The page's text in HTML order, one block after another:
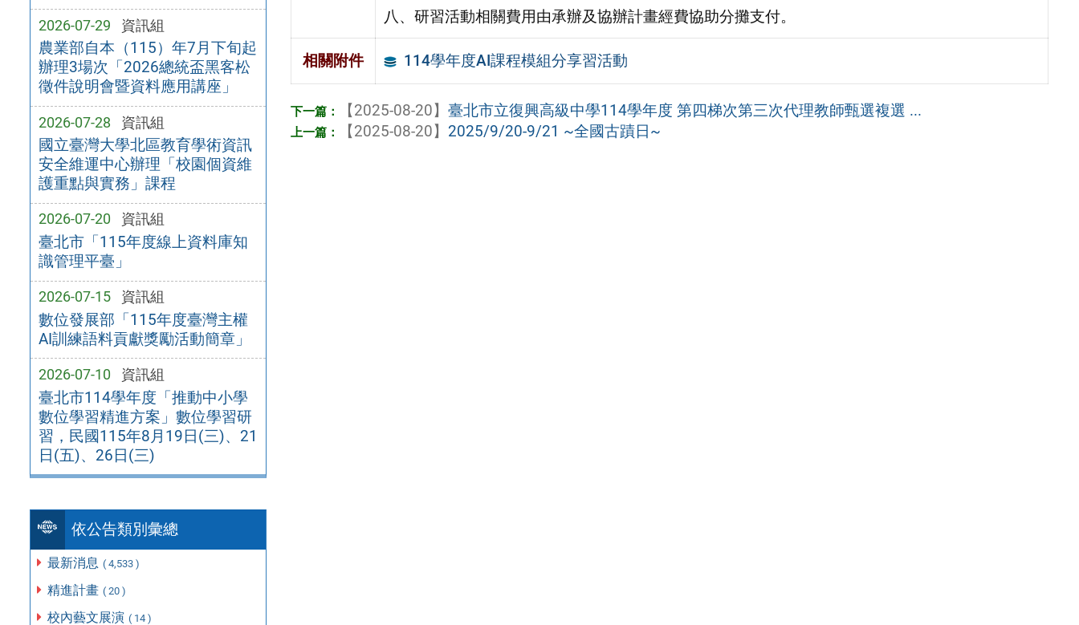
2026-07-29 資訊組
農業部自本（115）年7月下旬起
辦理3場次「2026總統盃黑客松
徵件說明會暨資料應用講座」
2026-07-28 資訊組
國立臺灣大學北區教育學術資訊
安全維運中心辦理「校園個資維
護重點與實務」課程
2026-07-20 資訊組
臺北市「115年度線上資料庫知
識管理平臺」
2026-07-15 資訊組
數位發展部「115年度臺灣主權
AI訓練語料貢獻獎勵活動簡章」
2026-07-10 資訊組
臺北市114學年度「推動中小學
數位學習精進方案」數位學習研
習，民國115年8月19日(三)、21
日(五)、26日(三)
依公告類別彙總
最新消息 ( 4,533 )
精進計畫 ( 20 )
校內藝文展演 ( 14 )
八、研習活動相關費用由承辦及協辦計畫經費協助分攤支付。
相關附件 114學年度AI課程模組分享習活動
【2025-08-20】臺北市立復興高級中學114學年度 第四梯次第三次代理教師甄選複選 ...
【2025-08-20】 2025/9/20-9/21 ~全國古蹟日~